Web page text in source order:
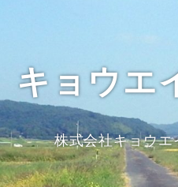
キョウエ
株式会社キョウエ